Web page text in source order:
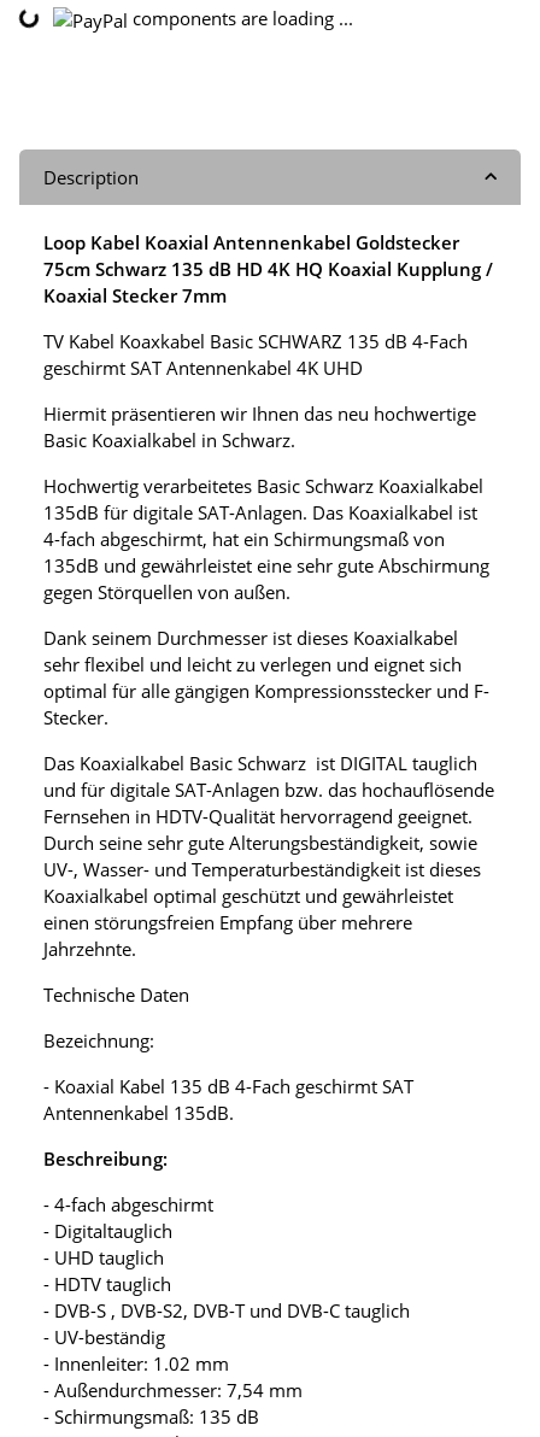
components are loading ...
Description
Loop Kabel Koaxial Antennenkabel Goldstecker
75cm Schwarz 135 dB HD 4K HQ Koaxial Kupplung /
Koaxial Stecker 7mm
TV Kabel Koaxkabel Basic SCHWARZ 135 dB 4-Fach
geschirmt SAT Antennenkabel 4K UHD
Hiermit präsentieren wir Ihnen das neu hochwertige
Basic Koaxialkabel in Schwarz.
Hochwertig verarbeitetes Basic Schwarz Koaxialkabel
135dB für digitale SAT-Anlagen. Das Koaxialkabel ist
4-fach abgeschirmt, hat ein Schirmungsmaß von
135dB und gewährleistet eine sehr gute Abschirmung
gegen Störquellen von außen.
Dank seinem Durchmesser ist dieses Koaxialkabel
sehr flexibel und leicht zu verlegen und eignet sich
optimal für alle gängigen Kompressionsstecker und F-
Stecker.
Das Koaxialkabel Basic Schwarz ist DIGITAL tauglich
und für digitale SAT-Anlagen bzw. das hochauflösende
Fernsehen in HDTV-Qualität hervorragend geeignet.
Durch seine sehr gute Alterungsbeständigkeit, sowie
UV-, Wasser- und Temperaturbeständigkeit ist dieses
Koaxialkabel optimal geschützt und gewährleistet
einen störungsfreien Empfang über mehrere
Jahrzehnte.
Technische Daten
Bezeichnung:
- Koaxial Kabel 135 dB 4-Fach geschirmt SAT
Antennenkabel 135dB.
Beschreibung:
- 4-fach abgeschirmt
- Digitaltauglich
- UHD tauglich
- HDTV tauglich
- DVB-S , DVB-S2, DVB-T und DVB-C tauglich
- UV-beständig
- Innenleiter: 1.02 mm
- Außendurchmesser: 7,54 mm
- Schirmungsmaß: 135 dB